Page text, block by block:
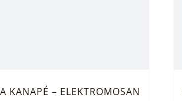
KANAPÉ – ELEKTROMOSAN